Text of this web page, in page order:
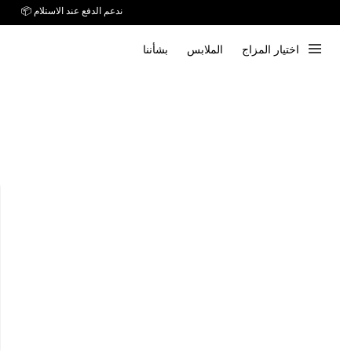
توصيل خلال 7 أيام إلى جميع دول الخليج
اختيار المزاج الملابس بشأننا